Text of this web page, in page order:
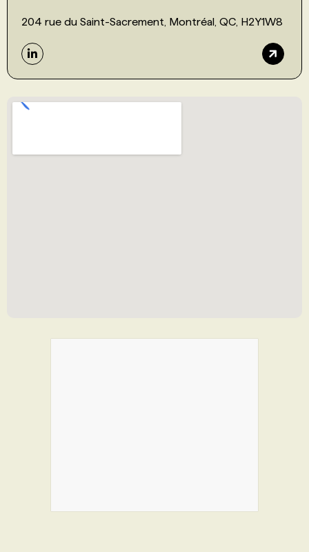
204 rue du Saint-Sacrement, Montréal, QC, H2Y1W8